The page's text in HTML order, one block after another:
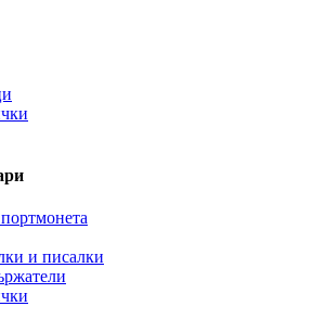
и писалки